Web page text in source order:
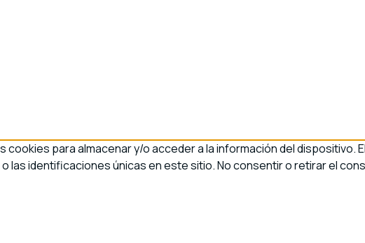
para almacenar y/o acceder a la información del dispositivo.
identificaciones únicas en este sitio. No consentir o retirar el